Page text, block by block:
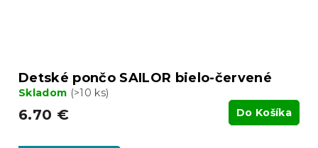
Detské pončo SAILOR bielo-červené
Skladom (>10 ks)
6.70 € Do Košíka